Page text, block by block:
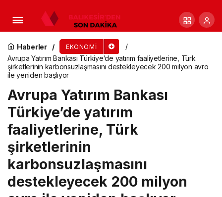
Haberler EKONOMI
Avrupa Yatırım Bankası Türkiye’de yatırım faaliyetlerine, Türk
şirketlerinin karbonsuzlaşmasını destekleyecek 200 milyon avro
ile yeniden başlıyor
Avrupa Yatırım Bankası
Türkiye’de yatırım
faaliyetlerine, Türk
şirketlerinin
karbonsuzlaşmasını
destekleyecek 200 milyon
Dev Yatırımcıların Kontrol Ettiği Varlık Büyüklüğü
2030’da 59 Trilyon Dolara Ulaşacak